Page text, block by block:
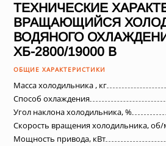
ТЕХНИЧЕСКИЕ
ВРАЩАЮЩИЙСЯ
ВОДЯНОГО
ХБ-2800/19000 В
ОБЩИЕ ХАРАКТЕРИСТИКИ
Масса холодильника , кг
Способ охлаждения
Угол наклона холодильника, %
Скорость вращения холодильника,
Мощность привода, кВт